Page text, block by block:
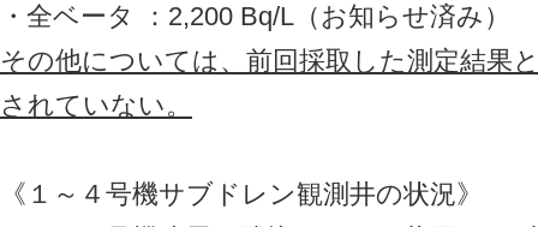
・全ベータ ：2,200 Bq/L（お知らせ済み）
その他については、前回採取した測定結果
されていない。
《１～４号機サブドレン観測井の状況》